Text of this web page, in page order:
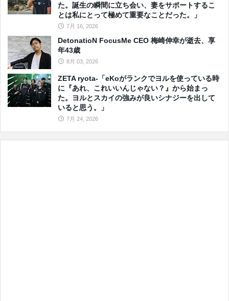
た。誕生の瞬間に立ち会い、妻をサポートするこ
とは私にとって極めて重要なことだった。」
7月 16, 2026
DetonatioN FocusMe CEO 梅崎伸幸が逝去、享
年43歳
8月 03, 2026
ZETA ryota-「eKoがランクでヨルを使っている時
に『あれ、これいいんじゃない？』から始まっ
た。ヨルとスカイの強みが良いシナジーを出して
いると思う。」
7月 24, 2026